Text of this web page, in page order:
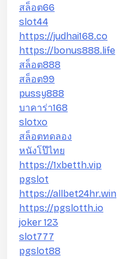
สล็อต66
slot44
https://judhai168.co
https://bonus888.life
สล็อต888
สล็อต99
pussy888
บาคาร่า168
slotxo
สล็อตทดลอง
หนังโป๊ไทย
https://1xbetth.vip
pgslot
https://allbet24hr.win
https://pgslotth.io
joker 123
slot777
pgslot88